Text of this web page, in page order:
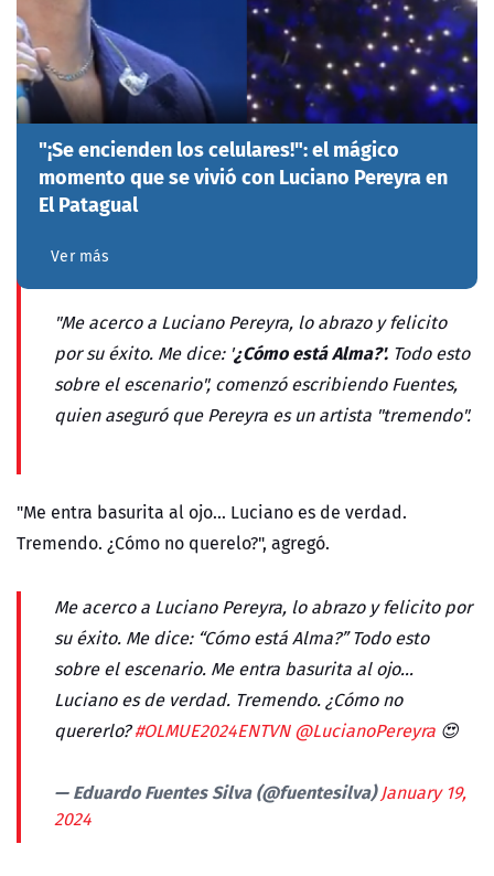
"¡Se encienden los celulares!": el mágico
momento que se vivió con Luciano Pereyra en
El Patagual
Ver más
"Me acerco a Luciano Pereyra, lo abrazo y felicito
por su éxito. Me dice: '¿Cómo está Alma?'. Todo esto
sobre el escenario", comenzó escribiendo Fuentes,
quien aseguró que Pereyra es un artista "tremendo".
"Me entra basurita al ojo... Luciano es de verdad.
Tremendo. ¿Cómo no querelo?", agregó.
Me acerco a Luciano Pereyra, lo abrazo y felicito por
su éxito. Me dice: “Cómo está Alma?” Todo esto
sobre el escenario. Me entra basurita al ojo…
Luciano es de verdad. Tremendo. ¿Cómo no
quererlo?#OLMUE2024ENTVN @LucianoPereyra 😍
— Eduardo Fuentes Silva (@fuentesilva)January 19,
2024